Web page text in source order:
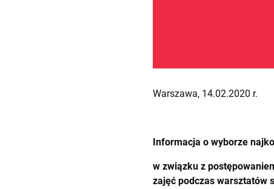
Warszawa, 14.02.2020 r.
Informacja o wyborze
w związku z
zajęć podczas warsztatów